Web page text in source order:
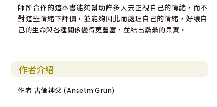
師所合作的這本書能夠幫助許多人去正視自己的情緒，而不
對這些情緒下評價，並能夠因此而處理自己的情緒，好讓自
己的生命與各種關係變得更豐富，並結出纍纍的果實。
作者介紹
作者 古倫神父 (Anselm Grün)